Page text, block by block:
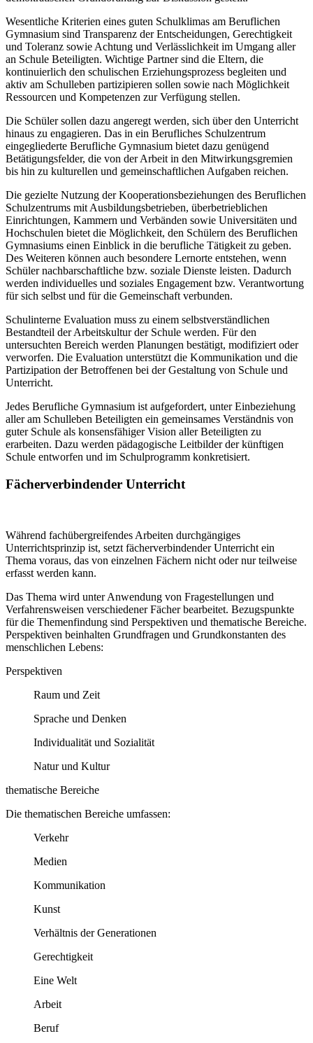
Wesentliche Kriterien eines guten Schulklimas am Beruflichen
Gymnasium sind Transparenz der Entscheidungen, Gerechtigkeit
und Toleranz sowie Achtung und Verlässlichkeit im Umgang aller
an Schule Beteiligten. Wichtige Partner sind die Eltern, die
kontinuierlich den schulischen Erziehungsprozess begleiten und
aktiv am Schulleben partizipieren sollen sowie nach Möglichkeit
Ressourcen und Kompetenzen zur Verfügung stellen.
Die Schüler sollen dazu angeregt werden, sich über den Unterricht
hinaus zu engagieren. Das in ein Berufliches Schulzentrum
eingegliederte Berufliche Gymnasium bietet dazu genügend
Betätigungsfelder, die von der Arbeit in den Mitwirkungsgremien
bis hin zu kulturellen und gemeinschaftlichen Aufgaben reichen.
Die gezielte Nutzung der Kooperationsbeziehungen des Beruflichen
Schulzentrums mit Ausbildungsbetrieben, überbetrieblichen
Einrichtungen, Kammern und Verbänden sowie Universitäten und
Hochschulen bietet die Möglichkeit, den Schülern des Beruflichen
Gymnasiums einen Einblick in die berufliche Tätigkeit zu geben.
Des Weiteren können auch besondere Lernorte entstehen, wenn
Schüler nachbarschaftliche bzw. soziale Dienste leisten. Dadurch
werden individuelles und soziales Engagement bzw. Verantwortung
für sich selbst und für die Gemeinschaft verbunden.
Schulinterne Evaluation muss zu einem selbstverständlichen
Bestandteil der Arbeitskultur der Schule werden. Für den
untersuchten Bereich werden Planungen bestätigt, modifiziert oder
verworfen. Die Evaluation unterstützt die Kommunikation und die
Partizipation der Betroffenen bei der Gestaltung von Schule und
Unterricht.
Jedes Berufliche Gymnasium ist aufgefordert, unter Einbeziehung
aller am Schulleben Beteiligten ein gemeinsames Verständnis von
guter Schule als konsensfähiger Vision aller Beteiligten zu
erarbeiten. Dazu werden pädagogische Leitbilder der künftigen
Schule entworfen und im Schulprogramm konkretisiert.
Fächerverbindender Unterricht
Während fachübergreifendes Arbeiten durchgängiges
Unterrichtsprinzip ist, setzt fächerverbindender Unterricht ein
Thema voraus, das von einzelnen Fächern nicht oder nur teilweise
erfasst werden kann.
Das Thema wird unter Anwendung von Fragestellungen und
Verfahrensweisen verschiedener Fächer bearbeitet. Bezugspunkte
für die Themenfindung sind Perspektiven und thematische Bereiche.
Perspektiven beinhalten Grundfragen und Grundkonstanten des
menschlichen Lebens:
Perspektiven
Raum und Zeit
Sprache und Denken
Individualität und Sozialität
Natur und Kultur
thematische Bereiche
Die thematischen Bereiche umfassen:
Verkehr
Medien
Kommunikation
Kunst
Verhältnis der Generationen
Gerechtigkeit
Eine Welt
Arbeit
Beruf